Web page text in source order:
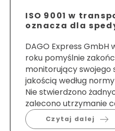
ISO 9001 w
oznacza dla
DAGO Express GmbH
roku pomyślnie
monitorujący swojego
jakością według normy
Nie stwierdzono
zalecono utrzymanie
Czytaj dalej